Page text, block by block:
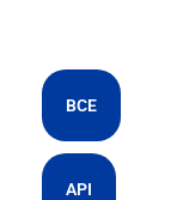
ВСЕ
API